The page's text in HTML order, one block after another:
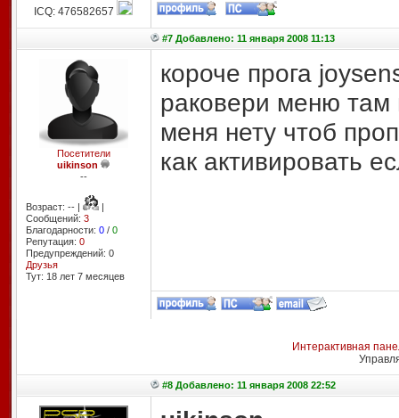
ICQ: 476582657
#7 Добавлено: 11 января 2008 11:13
Посетители
uikinson
--
Возраст: -- |
|
Сообщений: 3
Благодарности: 0/ 0
Репутация: 0
Предупреждений: 0
Друзья
Тут: 18 лет 7 месяцев
короче прога
раковери меню там
меня нету чтоб
как активировать
Интерактивная
#8 Добавлено: 11 января 2008 22:52